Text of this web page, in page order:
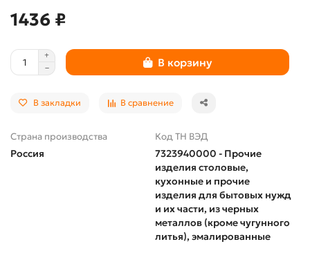
1436 ₽
В корзину
В закладки В сравнение
Страна производства
Россия
Код ТН ВЭД
7323940000 - Прочие
изделия столовые,
кухонные и прочие
изделия для бытовых нужд
и их части, из черных
металлов (кроме чугунного
литья), эмалированные